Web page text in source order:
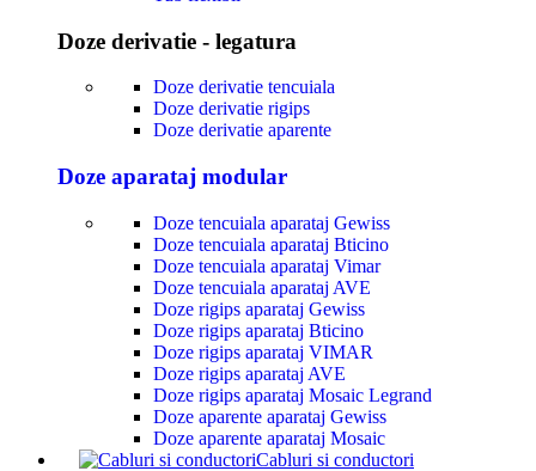
Doze derivatie - legatura
Doze derivatie tencuiala
Doze derivatie rigips
Doze derivatie aparente
Doze aparataj modular
Doze tencuiala aparataj Gewiss
Doze tencuiala aparataj Bticino
Doze tencuiala aparataj Vimar
Doze tencuiala aparataj AVE
Doze rigips aparataj Gewiss
Doze rigips aparataj Bticino
Doze rigips aparataj VIMAR
Doze rigips aparataj AVE
Doze rigips aparataj Mosaic Legrand
Doze aparente aparataj Gewiss
Doze aparente aparataj Mosaic
Cabluri si conductori